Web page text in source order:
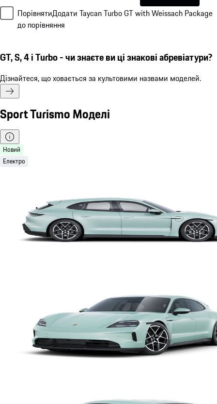
ПорівнятиДодати Taycan Turbo GT with Weissach Package
до порівняння
GT, S, 4 і Turbo - чи знаєте ви ці знакові абревіатури?
Дізнайтеся, що ховається за культовими назвами моделей.
Sport Turismo Моделі
Новий
Електро